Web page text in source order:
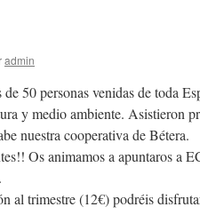
admin
50 personas venidas de toda
y medio ambiente. Asistieron
nuestra cooperativa de Bétera.
Os animamos a apuntaros a
al trimestre (12€) podréis